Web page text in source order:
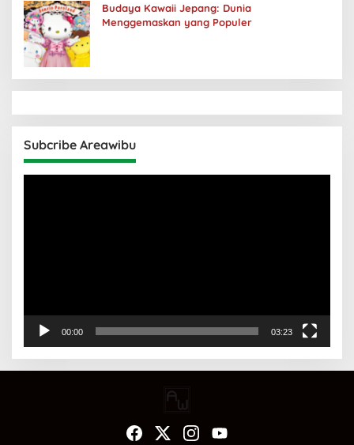
Budaya Kawaii Jepang: Dunia
Menggemaskan yang Populer
Subcribe Areawibu
00:00 03:23